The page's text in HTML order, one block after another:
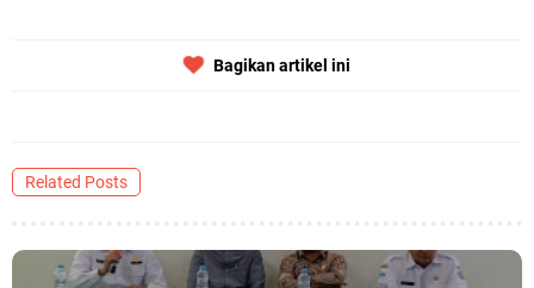
Jajanan Jadul di Ecopark Randuagung
Bagikan artikel ini
Related Posts